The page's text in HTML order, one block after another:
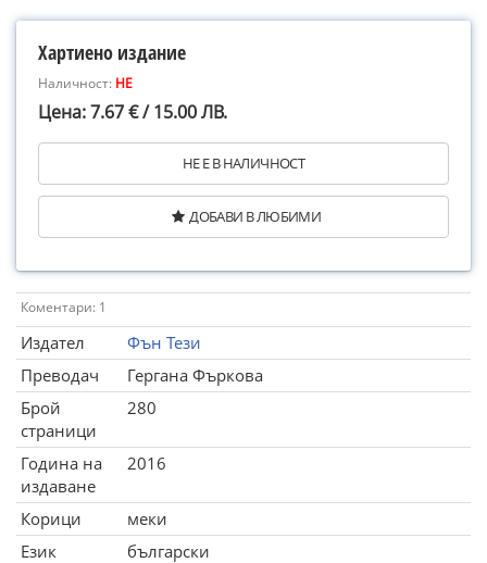
Хартиено издание
Наличност: НЕ
Цена: 7.67 € / 15.00 ЛВ.
НЕ Е В НАЛИЧНОСТ
ДОБАВИ В ЛЮБИМИ
Коментари: 1
Издател
Фън Тези
Преводач
Гергана Фъркова
Брой
страници
280
Година на
издаване
2016
Корици
меки
Език
български